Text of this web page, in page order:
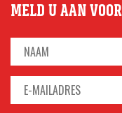
MELD U AAN